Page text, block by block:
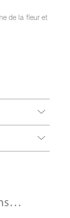
de la fleur et